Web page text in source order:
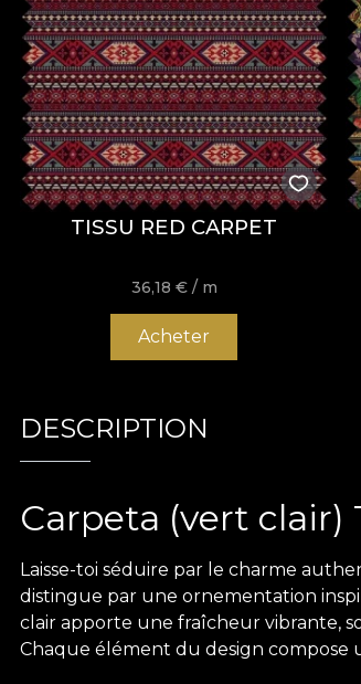
TISSU RED CARPET
36,18 € / m
Acheter
DESCRIPTION
Carpeta (vert clair)
Laisse-toi séduire par le charme
distingue par une ornementation
clair apporte une fraîcheur vibrante,
Chaque élément du design compose